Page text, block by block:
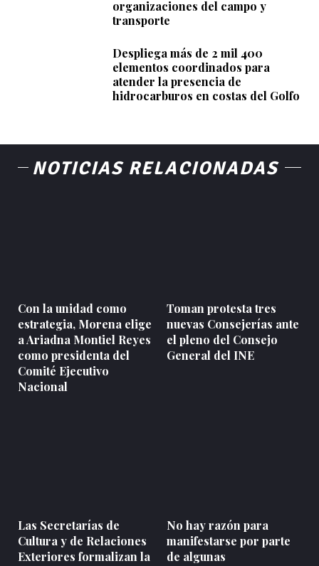
organizaciones del campo y
transporte
Despliega más de 2 mil 400
elementos coordinados para
atender la presencia de
hidrocarburos en costas del Golfo
NOTICIAS RELACIONADAS
Con la unidad como
estrategia, Morena elige
a Ariadna Montiel Reyes
como presidenta del
Comité Ejecutivo
Nacional
Toman protesta tres
nuevas Consejerías ante
el pleno del Consejo
General del INE
Las Secretarías de
Cultura y de Relaciones
Exteriores formalizan la
No hay razón para
manifestarse por parte
de algunas